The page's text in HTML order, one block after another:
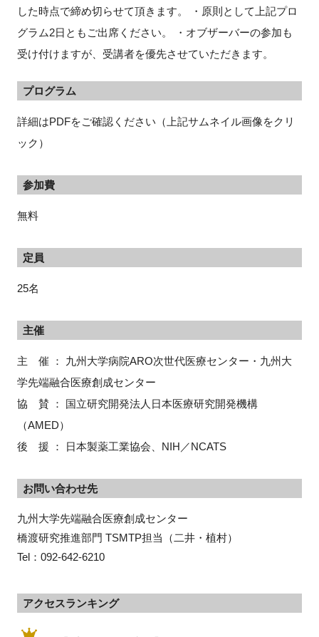
した時点で締め切らせて頂きます。 ・原則として上記プロ
グラム2日ともご出席ください。 ・オブザーバーの参加も
受け付けますが、受講者を優先させていただきます。
プログラム
詳細はPDFをご確認ください（上記サムネイル画像をクリ
ック）
参加費
無料
定員
25名
主催
主 催 ： 九州大学病院ARO次世代医療センター・九州大
学先端融合医療創成センター
協 賛 ： 国立研究開発法人日本医療研究開発機構
（AMED）
後 援 ： 日本製薬工業協会、NIH／NCATS
お問い合わせ先
九州大学先端融合医療創成センター
橋渡研究推進部門 TSMTP担当（二井・植村）
Tel：092-642-6210
アクセスランキング